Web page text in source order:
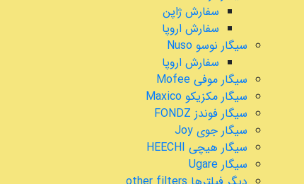
سفارش ژاپن
سفارش اروپا
سیگار نوسو Nuso
سفارش اروپا
سیگار موفی Mofee
سیگار مکزیکو Maxico
سیگار فوندز FONDZ
سیگار جوی Joy
سیگار هیچی HEECHI
سیگار Ugare